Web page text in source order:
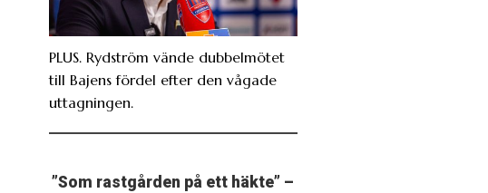
PLUS. Rydström vände dubbelmötet
till Bajens fördel efter den vågade
uttagningen.
”Som rastgården på ett häkte” –